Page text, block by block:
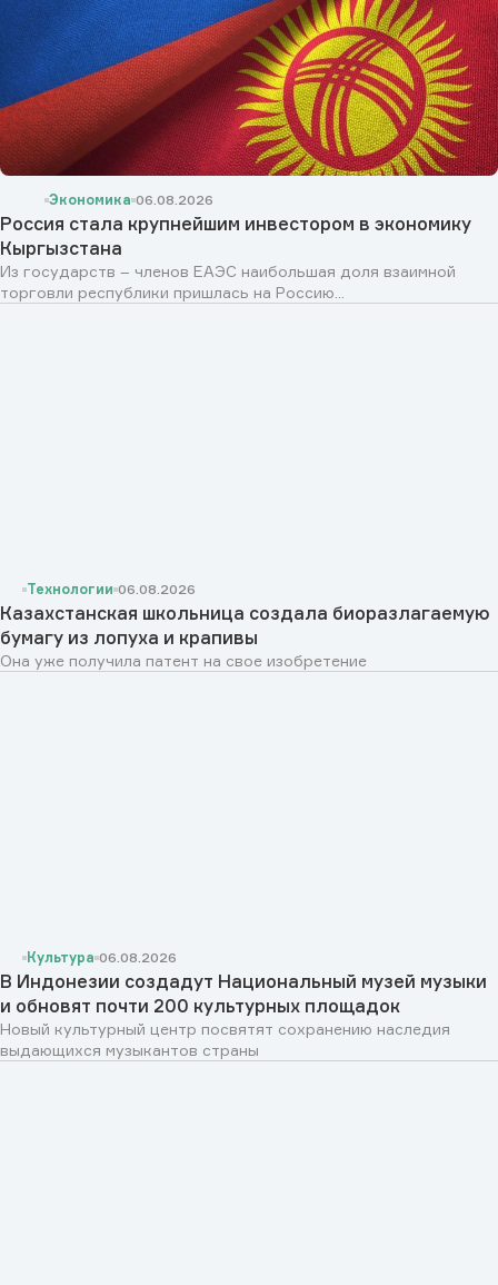
Экономика 06.08.2026
Россия стала крупнейшим инвестором в экономику
Кыргызстана
Из государств – членов ЕАЭС наибольшая доля взаимной
торговли республики пришлась на Россию...
Технологии 06.08.2026
Казахстанская школьница создала биоразлагаемую
бумагу из лопуха и крапивы
Она уже получила патент на свое изобретение
Культура 06.08.2026
В Индонезии создадут Национальный музей музыки
и обновят почти 200 культурных площадок
Новый культурный центр посвятят сохранению наследия
выдающихся музыкантов страны